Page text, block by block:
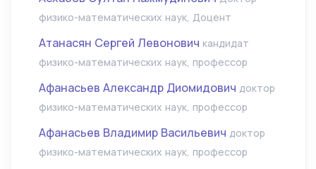
физико-математических наук, Доцент
Атанасян Сергей Левонович кандидат
физико-математических наук, профессор
Афанасьев Александр Диомидович доктор
физико-математических наук, профессор
Афанасьев Владимир Васильевич доктор
физико-математических наук, профессор